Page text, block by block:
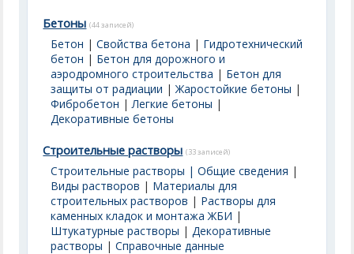
Бетоны (44 записей)
Бетон |Свойства бетона | Гидротехнический
бетон | Бетон для дорожного и
аэродромного строительства | Бетон для
защиты от радиации |Жаростойкие бетоны |
Фибробетон |Легкие бетоны |
Декоративные бетоны
Строительные растворы (33 записей)
Строительные растворы | Общие сведения |
Виды растворов | Материалы для
строительных растворов | Растворы для
каменных кладок и монтажа ЖБИ |
Штукатурные растворы |Декоративные
растворы |Справочные данные